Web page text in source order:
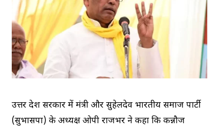
उत्तर प्रदेश सरकार में मंत्री और सुहेलदेव भारतीय समाज पार्टी
(सुभासपा) के अध्यक्ष ओपी राजभर ने कहा कि कन्नौज